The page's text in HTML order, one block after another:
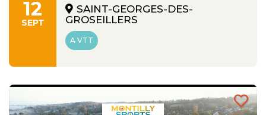
12
SEPT
SAINT-GEORGES-DES-
GROSEILLERS
A VTT